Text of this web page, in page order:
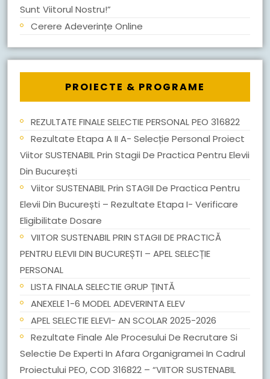
Sunt Viitorul Nostru!”
Cerere Adeverințe Online
PROIECTE & PROGRAME
REZULTATE FINALE SELECTIE PERSONAL PEO 316822
Rezultate Etapa A II A- Selecție Personal Proiect
Viitor SUSTENABIL Prin Stagii De Practica Pentru Elevii
Din București
Viitor SUSTENABIL Prin STAGII De Practica Pentru
Elevii Din București – Rezultate Etapa I- Verificare
Eligibilitate Dosare
VIITOR SUSTENABIL PRIN STAGII DE PRACTICĂ
PENTRU ELEVII DIN BUCUREȘTI – APEL SELECȚIE
PERSONAL
LISTA FINALA SELECTIE GRUP ȚINTĂ
ANEXELE 1-6 MODEL ADEVERINTA ELEV
APEL SELECTIE ELEVI- AN SCOLAR 2025-2026
Rezultate Finale Ale Procesului De Recrutare Si
Selectie De Experti In Afara Organigramei In Cadrul
Proiectului PEO, COD 316822 – “VIITOR SUSTENABIL